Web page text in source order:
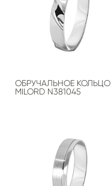
ОБРУЧАЛЬНОЕ КОЛЬЦО
MILORD N381045